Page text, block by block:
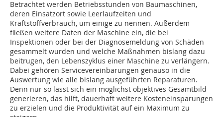
Betrachtet werden Betriebsstunden von Baumaschinen,
deren Einsatzort sowie Leerlaufzeiten und
Kraftstoffverbrauch, um einige zu nennen. Außerdem
fließen weitere Daten der Maschine ein, die bei
Inspektionen oder bei der Diagnosemeldung von Schäden
gesammelt wurden und welche Maßnahmen bislang dazu
beitrugen, den Lebenszyklus einer Maschine zu verlängern.
Dabei gehören Servicevereinbarungen genauso in die
Auswertung wie alle bislang ausgeführten Reparaturen.
Denn nur so lässt sich ein möglichst objektives Gesamtbild
generieren, das hilft, dauerhaft weitere Kosteneinsparungen
zu erzielen und die Produktivität auf ein Maximum zu